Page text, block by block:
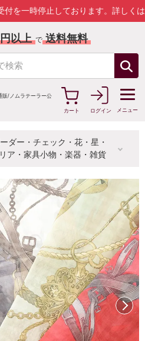
止しております。詳しくはこちら
以上 で 送料無料
販/ ノムラテーラー公
カート
ログイン メニュー
ダー・チェック・花・星・
ア・家具小物・楽器・雑貨
次へ